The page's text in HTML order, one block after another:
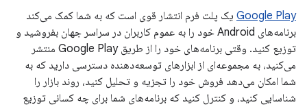
Google Play یک پلت فرم انتشار قوی است که به شما کمک می‌کند
برنامه‌های Android خود را به عموم کاربران در سراسر جهان بفروشید و
توزیع کنید. وقتی برنامه‌های خود را از طریق Google Play منتشر
می‌کنید، به مجموعه‌ای از ابزارهای توسعه‌دهنده دسترسی دارید که به
شما امکان می‌دهد فروش خود را تجزیه و تحلیل کنید، روند بازار را
شناسایی کنید، و کنترل کنید که برنامه‌های شما برای چه کسانی توزیع